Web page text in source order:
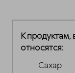
К
относятся:
Сахар